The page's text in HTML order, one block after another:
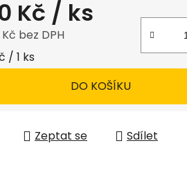
Kč / ks
Kč bez DPH
cena:
/ 1 ks
DO KOŠÍKU
Zeptat se Sdílet